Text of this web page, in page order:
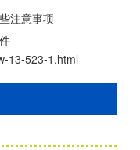
注意事项
13-523-1.html